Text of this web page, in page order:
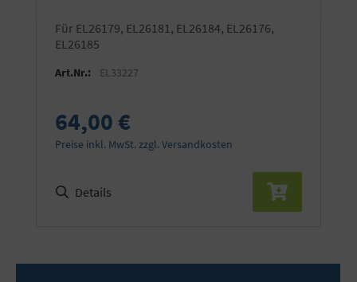
für EL26179, EL26181, EL26184, EL26176,
EL26185
Art.Nr.: EL33227
64,00 €
Preise inkl. MwSt. zzgl. Versandkosten
Details